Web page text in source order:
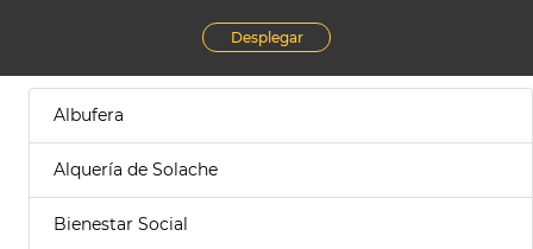
Desplegar
Albufera
Alquería de Solache
Bienestar Social